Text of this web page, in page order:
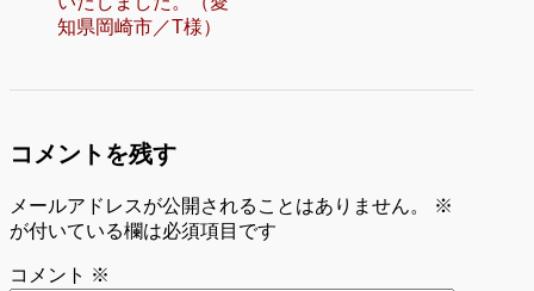
知県岡崎市／T様）
コメントを残す
メールアドレスが公開されることはありません。
※
が付いている欄は必須項目です
コメント ※